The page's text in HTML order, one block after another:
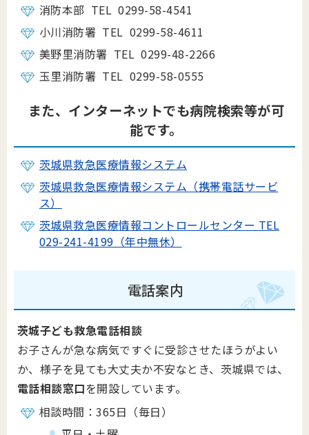
消防本部 TEL 0299-58-4541
小川消防署 TEL 0299-58-4611
美野里消防署 TEL 0299-48-2266
玉里消防署 TEL 0299-58-0555
また、インターネットでも病院検索等が可
能です。
茨城県救急医療情報システム
茨城県救急医療情報システム（携帯電話サービ
ス）
茨城県救急医療情報コントロールセンター TEL
029-241-4199（年中無休）
電話案内
茨城子ども救急電話相談
お子さんが急な病気ですぐに受診させたほうがよい
か、様子を見ても大丈夫か不安なとき、茨城県では、
電話相談窓口を開設しています。
相談時間：365日（毎日）